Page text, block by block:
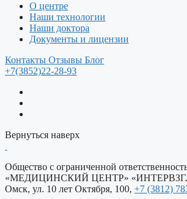
О центре
Наши технологии
Наши доктора
Документы и лицензии
Контакты Отзывы Блог
+7(3852)22-28-93
Вернуться наверх
Общество c ограниченной
«МЕДИЦИНСКИЙ ЦЕНТР»
Омск, ул. 10 лет Октября, 100, +7 (3812)